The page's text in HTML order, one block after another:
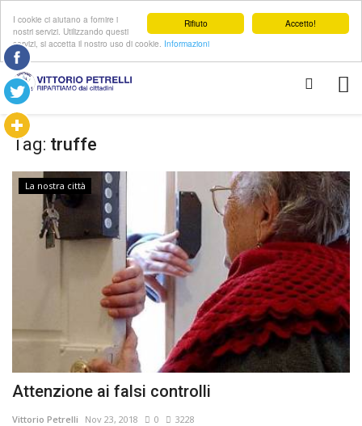
Accetto!
Rifiuto
I cookie ci aiutano a fornire i
nostri servizi. Utilizzando questi
servizi, si accetta il nostro uso di cookie. Informazioni
Tag: truffe
La nostra città
Attenzione ai falsi controlli
Vittorio Petrelli Nov 23, 2018 0 3228